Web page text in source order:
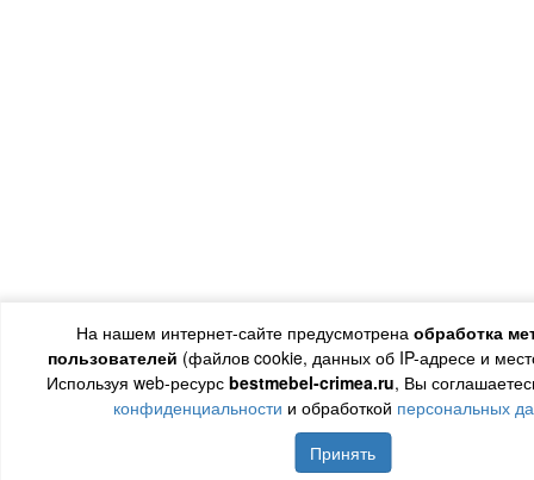
На нашем интернет-сайте предусмотрена обработка
пользователей (файлов cookie, данных об IP-адресе и
Используя web-ресурс bestmebel-crimea.ru, Вы
конфиденциальности и обработкой персональных
Принять